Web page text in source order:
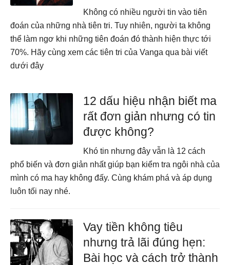
Không có nhiều người tin vào tiên
đoán của những nhà tiên tri. Tuy nhiên, người ta không
thể làm ngơ khi những tiên đoán đó thành hiện thực tới
70%. Hãy cùng xem các tiên tri của Vanga qua bài viết
dưới đây
12 dấu hiệu nhận biết ma
rất đơn giản nhưng có tin
được không?
Khó tin nhưng đây vẫn là 12 cách
phổ biến và đơn giản nhất giúp bạn kiểm tra ngôi nhà của
mình có ma hay không đấy. Cùng khám phá và áp dụng
luôn tối nay nhé.
Vay tiền không tiêu
nhưng trả lãi đúng hẹn:
Bài học và cách trở thành